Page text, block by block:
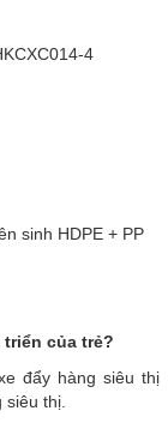
4
sinh HDPE + PP
của trẻ?
đẩy hàng siêu thị
thị.